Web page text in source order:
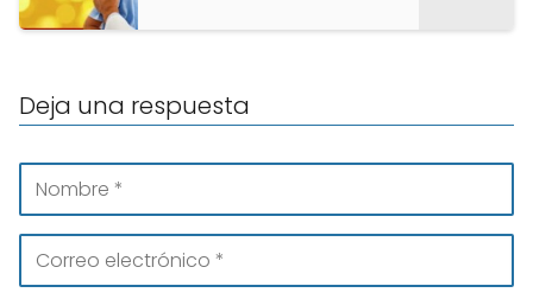
Deja una respuesta